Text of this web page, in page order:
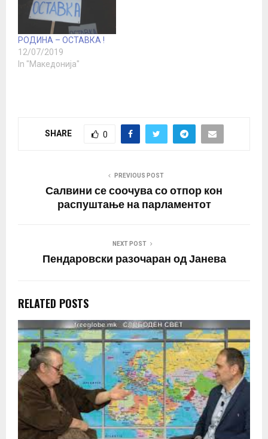
Можно е да е
разрешена „тајната“ на
молневитото ширење
низ светот! Наодите на
една ретроспективна
студија, спроведена на
РОДИНА – ОСТАВКА !
12/07/2019
In "Македонија"
SHARE 0
PREVIOUS POST
Салвини се соочува со отпор кон
распуштање на парламентот
NEXT POST
Пендаровски разочаран од Јанева
RELATED POSTS